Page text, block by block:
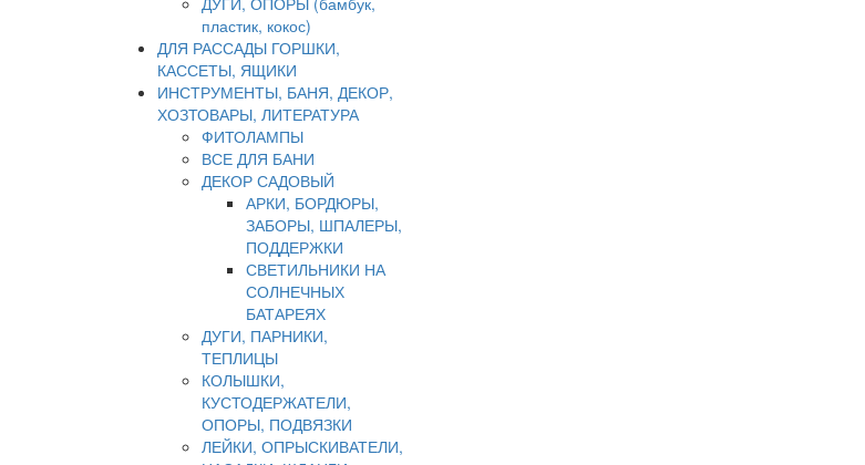
пластик, кокос)
ДЛЯ РАССАДЫ ГОРШКИ,
КАССЕТЫ, ЯЩИКИ
ИНСТРУМЕНТЫ, БАНЯ, ДЕКОР,
ХОЗТОВАРЫ, ЛИТЕРАТУРА
ФИТОЛАМПЫ
ВСЕ ДЛЯ БАНИ
ДЕКОР САДОВЫЙ
АРКИ, БОРДЮРЫ,
ЗАБОРЫ, ШПАЛЕРЫ,
ПОДДЕРЖКИ
СВЕТИЛЬНИКИ НА
СОЛНЕЧНЫХ
БАТАРЕЯХ
ДУГИ, ПАРНИКИ,
ТЕПЛИЦЫ
КОЛЫШКИ,
КУСТОДЕРЖАТЕЛИ,
ОПОРЫ, ПОДВЯЗКИ
ЛЕЙКИ, ОПРЫСКИВАТЕЛИ,